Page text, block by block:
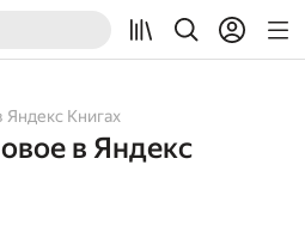
Яндекс Книгах
в Яндекс